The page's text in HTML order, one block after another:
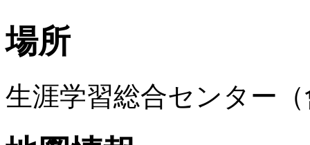
場所
生涯学習総合センター